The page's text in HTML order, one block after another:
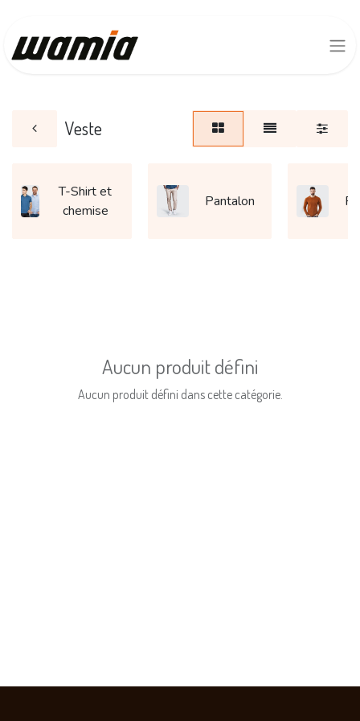
Veste
T-Shirt et
chemise
Pantalon
Aucun produit défini
Aucun produit défini dans cette catégorie.